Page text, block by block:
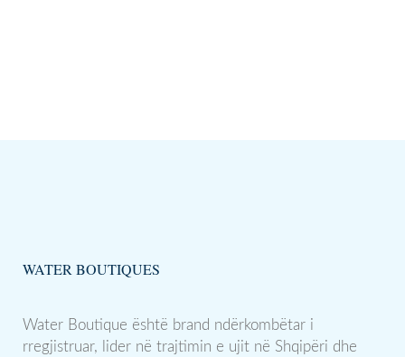
WATER BOUTIQUES
Water Boutique është brand ndërkombëtar i
rregjistruar, lider në trajtimin e ujit në Shqipëri dhe